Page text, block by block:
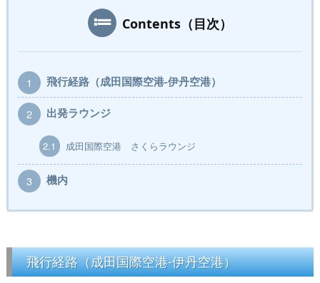
Contents（目次）
1 飛行経路（成田国際空港-伊丹空港）
2 出発ラウンジ
2.1 成田国際空港 さくらラウンジ
3 機内
飛行経路（成田国際空港-伊丹空港）